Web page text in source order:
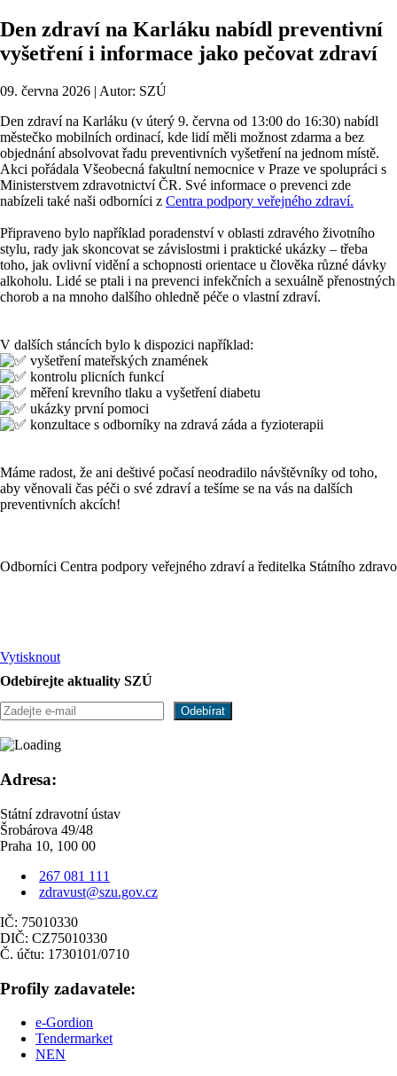
Den zdraví na Karláku nabídl preventivní
vyšetření i informace jako pečovat zdraví
09. června 2026 | Autor: SZÚ
Den zdraví na Karláku (v úterý 9. června od 13:00 do 16:30) nabídl
městečko mobilních ordinací, kde lidí měli možnost zdarma a bez
objednání absolvovat řadu preventivních vyšetření na jednom místě.
Akci pořádala Všeobecná fakultní nemocnice v Praze ve spolupráci s
Ministerstvem zdravotnictví ČR. Své informace o prevenci zde
nabízeli také naši odborníci z Centra podpory veřejného zdraví.
Připraveno bylo například poradenství v oblasti zdravého životního
stylu, rady jak skoncovat se závislostmi i praktické ukázky – třeba
toho, jak ovlivní vidění a schopnosti orientace u člověka různé dávky
alkoholu. Lidé se ptali i na prevenci infekčních a sexuálně přenostných
chorob a na mnoho dalšího ohledně péče o vlastní zdraví.
V dalších stáncích bylo k dispozici například:
vyšetření mateřských znamének
kontrolu plicních funkcí
měření krevního tlaku a vyšetření diabetu
ukázky první pomoci
konzultace s odborníky na zdravá záda a fyzioterapii
Máme radost, že ani deštivé počasí neodradilo návštěvníky od toho,
aby věnovali čas péči o své zdraví a tešíme se na vás na dalších
preventivních akcích!
Odborníci Centra podpory veřejného zdraví a ředitelka Státního
Vytisknout
Odebírejte aktuality SZÚ
Adresa:
Státní zdravotní ústav
Šrobárova 49/48
Praha 10, 100 00
267 081 111
zdravust@szu.gov.cz
IČ: 75010330
DIČ: CZ75010330
Č. účtu: 1730101/0710
Profily zadavatele:
e-Gordion
Tendermarket
NEN